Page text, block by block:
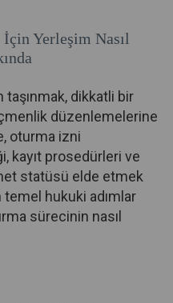
Yerleşim Nasıl
taşınmak, dikkatli bir
düzenlemelerine
oturma izni
kayıt prosedürleri ve
statüsü elde etmek
hukuki adımlar
sürecinin nasıl